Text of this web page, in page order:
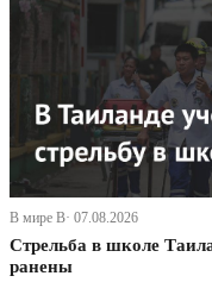
В мире В· 07.08.2026
Стрельба в школе
ранены